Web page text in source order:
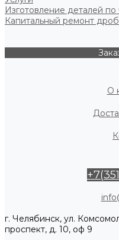
Изготовление деталей
Капитальный ремонт
О
г. Челябинск, ул.
проспект, д. 10, оф 9